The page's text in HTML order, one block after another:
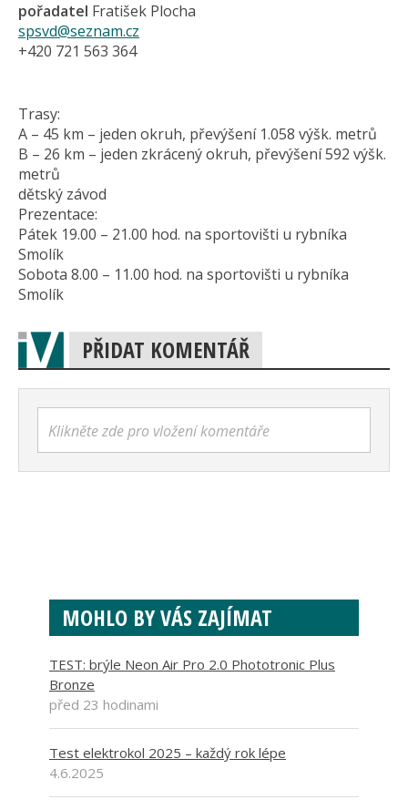
pořadatel Fratišek Plocha
spsvd@seznam.cz
+420 721 563 364
Trasy:
A – 45 km – jeden okruh, převýšení 1.058 výšk. metrů
B – 26 km – jeden zkrácený okruh, převýšení 592 výšk.
metrů
dětský závod
Prezentace:
Pátek 19.00 – 21.00 hod. na sportovišti u rybníka
Smolík
Sobota 8.00 – 11.00 hod. na sportovišti u rybníka
Smolík
PŘIDAT KOMENTÁŘ
Klikněte zde pro vložení komentáře
MOHLO BY VÁS ZAJÍMAT
TEST: brýle Neon Air Pro 2.0 Phototronic Plus
Bronze
před 23 hodinami
Test elektrokol 2025 – každý rok lépe
4.6.2025